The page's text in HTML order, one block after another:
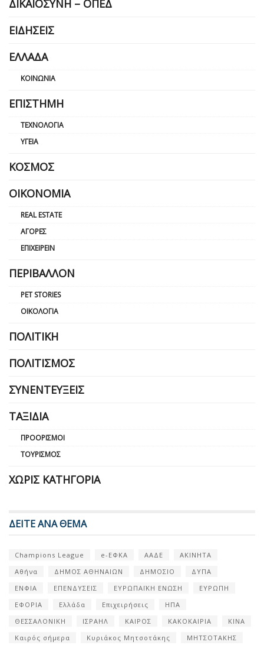
ΔΙΚΑΙΟΣΎΝΗ – ΟΠΕΔ
ΕΙΔΉΣΕΙΣ
ΕΛΛΆΔΑ
ΚΟΙΝΩΝΊΑ
ΕΠΙΣΤΉΜΗ
ΤΕΧΝΟΛΟΓΊΑ
ΥΓΕΊΑ
ΚΌΣΜΟΣ
ΟΙΚΟΝΟΜΊΑ
REAL ESTATE
ΑΓΟΡΈΣ
ΕΠΙΧΕΙΡΕΊΝ
ΠΕΡΙΒΆΛΛΟΝ
PET STORIES
ΟΙΚΟΛΟΓΊΑ
ΠΟΛΙΤΙΚΉ
ΠΟΛΙΤΙΣΜΌΣ
ΣΥΝΕΝΤΕΎΞΕΙΣ
ΤΑΞΊΔΙΑ
ΠΡΟΟΡΙΣΜΟΊ
ΤΟΥΡΙΣΜΌΣ
ΧΩΡΊΣ ΚΑΤΗΓΟΡΊΑ
ΔΕΙΤΕ ΑΝΑ ΘΕΜΑ
Champions League e-ΕΦΚΑ ΑΑΔΕ
ΑΚΙΝΗΤΑ
Αθήνα
ΔΗΜΟΣ ΑΘΗΝΑΙΩΝ ΔΗΜΟΣΙΟ
ΔΥΠΑ
ΕΝΦΙΑ
ΕΠΕΝΔΥΣΕΙΣ ΕΥΡΩΠΑΪΚΗ ΕΝΩΣΗ
ΕΥΡΩΠΗ
ΕΦΟΡΙΑ
Ελλάδα Επιχειρήσεις
ΗΠΑ
ΘΕΣΣΑΛΟΝΙΚΗ
ΙΣΡΑΗΛ ΚΑΙΡΟΣ ΚΑΚΟΚΑΙΡΙΑ
ΚΙΝΑ
Καιρός σήμερα
Κυριάκος Μητσοτάκης
ΜΗΤΣΟΤΑΚΗΣ